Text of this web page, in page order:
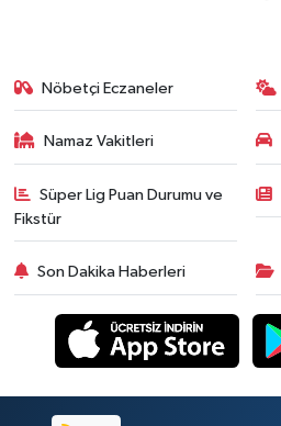
Nöbetçi Eczaneler
Namaz Vakitleri
Süper Lig Puan Durumu ve
Fikstür
Son Dakika Haberleri